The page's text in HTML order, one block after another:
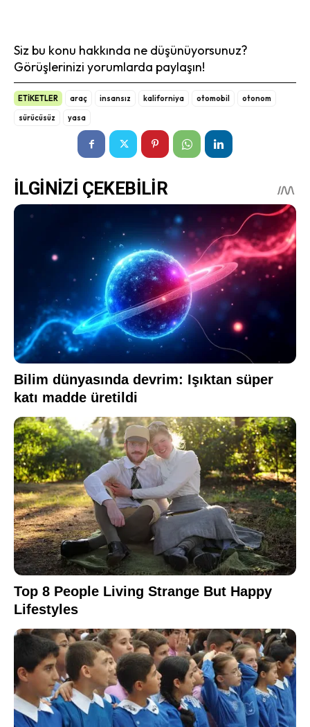
Siz bu konu hakkında ne düşünüyorsunuz?
Görüşlerinizi yorumlarda paylaşın!
ETİKETLER araç insansız kaliforniya otomobil
otonom
sürücüsüz
yasa